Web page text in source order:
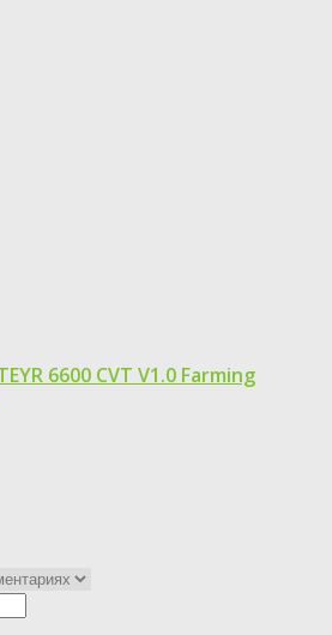
6600 CVT V1.0 Farming